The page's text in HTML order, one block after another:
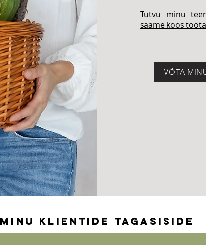
Tutvu minu
saame koos
VÕTA
MINU KLIENTIDE TAGASISIDE